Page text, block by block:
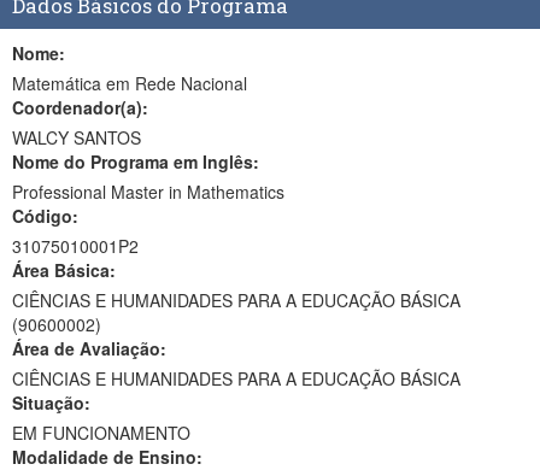
Ministério da Infraestrutura
Ministério da Educação
Ministério da Cidadania
Ministério da Saúde
Ministério de Minas e Energia
Ministério da Ciência, Tecnologia, Inovações e Comunicações
Ministério do Meio Ambiente
Ministério do Turismo
Nome:
Matemática em Rede Nacional
Coordenador(a):
WALCY SANTOS
Nome do Programa em Inglês:
Professional Master in Mathematics
Código:
31075010001P2
Área Básica:
CIÊNCIAS E HUMANIDADES PARA A EDUCAÇÃO BÁSICA
(90600002)
Área de Avaliação:
CIÊNCIAS E HUMANIDADES PARA A EDUCAÇÃO BÁSICA
Situação:
EM FUNCIONAMENTO
Modalidade de Ensino: